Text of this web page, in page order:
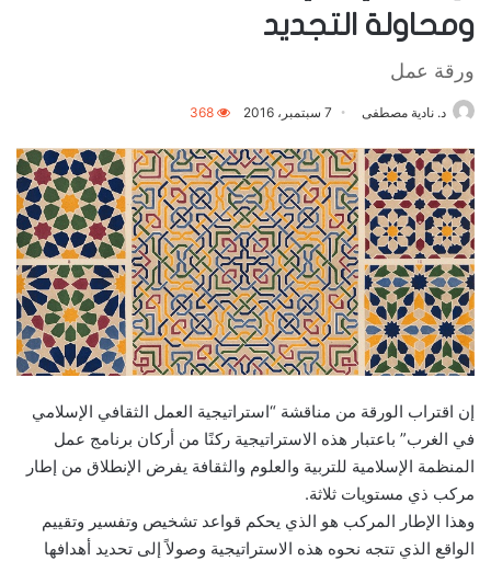
ومحاولة التجديد
ورقة عمل
د. نادية مصطفى 7 سبتمبر، 2016 368
إن اقتراب الورقة من مناقشة “استراتيجية العمل الثقافي الإسلامي
في الغرب” باعتبار هذه الاستراتيجية ركنًا من أركان برنامج عمل
المنظمة الإسلامية للتربية والعلوم والثقافة يفرض الإنطلاق من إطار
مركب ذي مستويات ثلاثة.
وهذا الإطار المركب هو الذي يحكم قواعد تشخيص وتفسير وتقييم
الواقع الذي تتجه نحوه هذه الاستراتيجية وصولاً إلى تحديد أهدافها